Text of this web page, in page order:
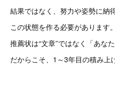
結果ではなく、努力や姿勢に納
この状態を作る必要があります。
推薦状は“文章”ではなく「あな
だからこそ、1～3年目の積み上